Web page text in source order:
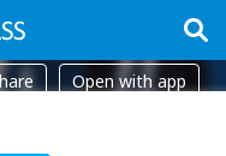
Open with app